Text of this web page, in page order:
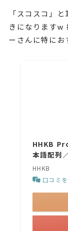
「スコスコ」
きになりますw
ーさんに特にお
HHKB
本語配列
HHKB
口コミ